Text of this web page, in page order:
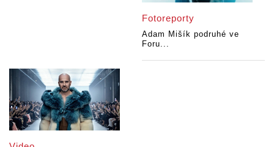
Fotoreporty
Adam Mišík podruhé ve
Foru...